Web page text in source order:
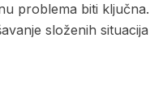
problema biti ključna.
složenih situacija